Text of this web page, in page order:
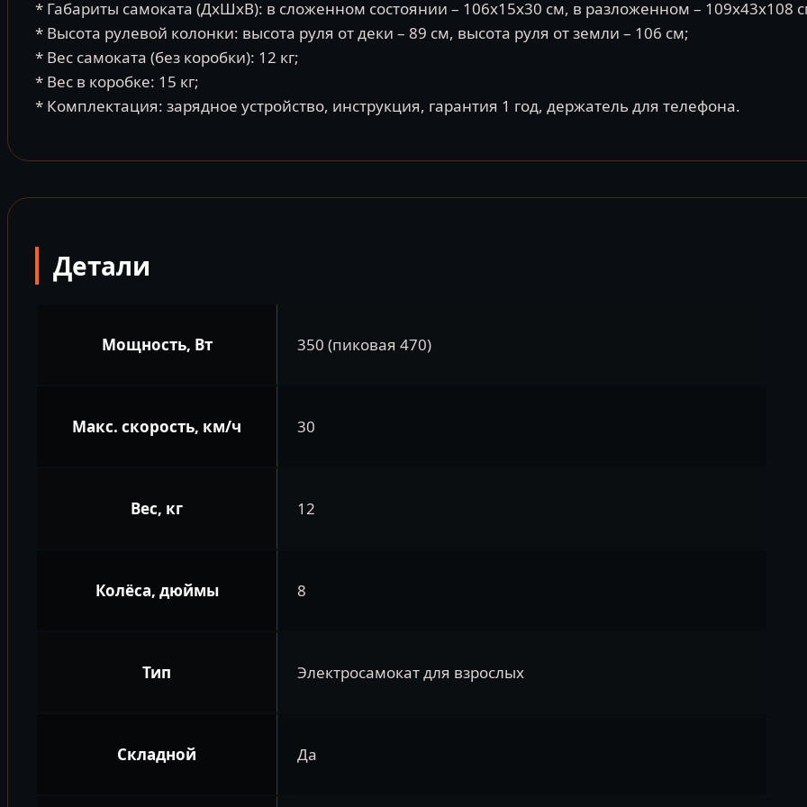
* Габариты самоката (ДхШхВ): в сложенном состоянии – 106х15х30 см, в разложенном – 109х43х108
* Высота рулевой колонки: высота руля от деки – 89 см, высота руля от земли – 106 см;
* Вес самоката (без коробки): 12 кг;
* Вес в коробке: 15 кг;
* Комплектация: зарядное устройство, инструкция, гарантия 1 год, держатель для телефона.
Детали
Мощность, Вт 350 (пиковая 470)
Макс. скорость, км/ч 30
Вес, кг 12
Колёса, дюймы 8
Тип Электросамокат для взрослых
Складной Да